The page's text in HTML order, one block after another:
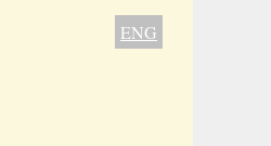
ENG